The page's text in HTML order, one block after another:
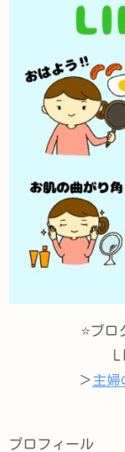
⭐️ブ
＞主婦
プロフィール